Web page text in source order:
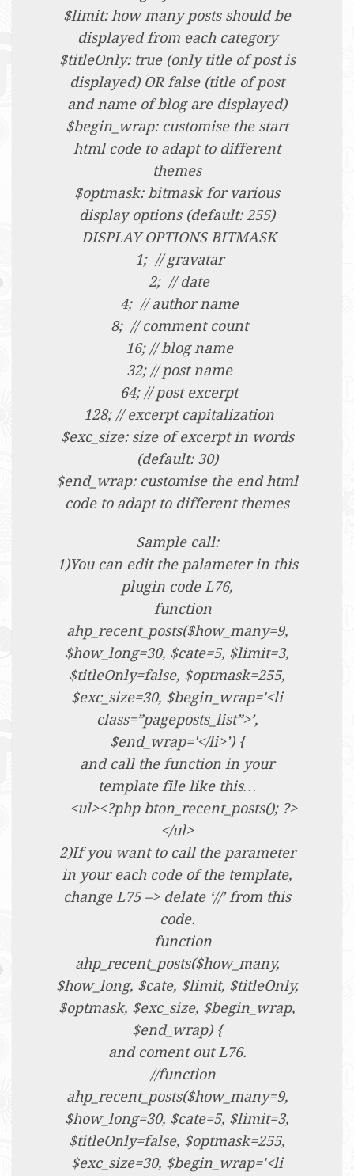
$limit: how many posts should be
displayed from each category
$titleOnly: true (only title of post is
displayed) OR false (title of post
and name of blog are displayed)
$begin_wrap: customise the start
html code to adapt to different
themes
$optmask: bitmask for various
display options (default: 255)
DISPLAY OPTIONS BITMASK
1; // gravatar
2; // date
4; // author name
8; // comment count
16; // blog name
32; // post name
64; // post excerpt
128; // excerpt capitalization
$exc_size: size of excerpt in words
(default: 30)
$end_wrap: customise the end html
code to adapt to different themes
Sample call:
1)You can edit the palameter in this
plugin code L76,
function
ahp_recent_posts($how_many=9,
$how_long=30, $cate=5, $limit=3,
$titleOnly=false, $optmask=255,
$exc_size=30, $begin_wrap='<li
class=”pageposts_list”>’,
$end_wrap='</li>’) {
and call the function in your
template file like this…
<ul><?php bton_recent_posts(); ?>
</ul>
2)If you want to call the parameter
in your each code of the template,
change L75 –> delate ‘//’ from this
code.
function
ahp_recent_posts($how_many,
$how_long, $cate, $limit, $titleOnly,
$optmask, $exc_size, $begin_wrap,
$end_wrap) {
and coment out L76.
//function
ahp_recent_posts($how_many=9,
$how_long=30, $cate=5, $limit=3,
$titleOnly=false, $optmask=255,
$exc_size=30, $begin_wrap='<li